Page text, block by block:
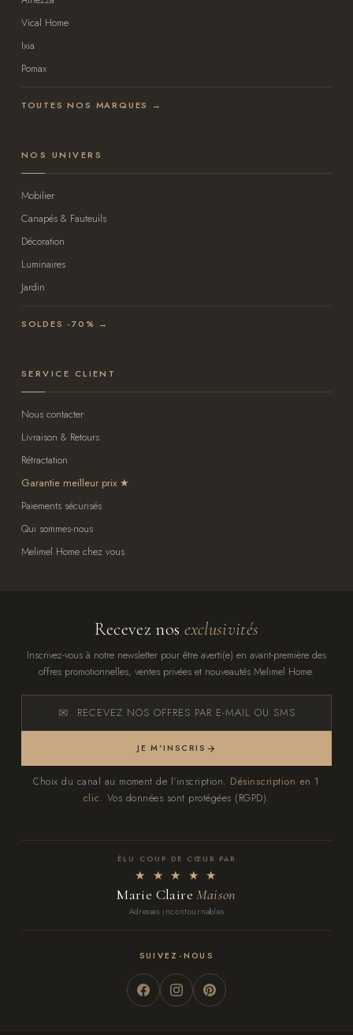
Vical Home
Ixia
Pomax
TOUTES NOS MARQUES →
NOS UNIVERS
Mobilier
Canapés & Fauteuils
Décoration
Luminaires
Jardin
SOLDES -70% →
SERVICE CLIENT
Nous contacter
Livraison & Retours
Rétractation
Garantie meilleur prix
Paiements sécurisés
Qui sommes-nous
Melimel Home chez vous
Recevez nos exclusivités
Inscrivez-vous à notre newsletter pour être averti(e) en avant-première des
offres promotionnelles, ventes privées et nouveautés Melimel Home.
RECEVEZ NOS OFFRES PAR E-MAIL OU SMS
JE M'INSCRIS
Choix du canal au moment de l'inscription. Désinscription en 1
clic. Vos données sont protégées (RGPD).
ÉLU COUP DE CŒUR PAR
★ ★ ★ ★ ★
Marie ClaireMaison
Adresses incontournables
SUIVEZ-NOUS